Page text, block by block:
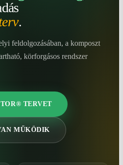
.
feldolgozásában, a komposzt
körforgásos rendszer
TERVET
MŰKÖDIK